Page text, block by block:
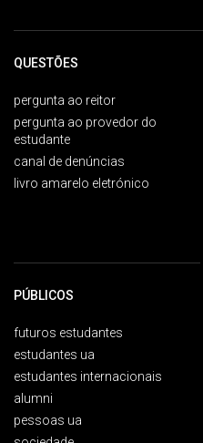
QUESTÕES
pergunta ao reitor
pergunta ao provedor do
estudante
canal de denúncias
livro amarelo eletrónico
PÚBLICOS
futuros estudantes
estudantes ua
estudantes internacionais
alumni
pessoas ua